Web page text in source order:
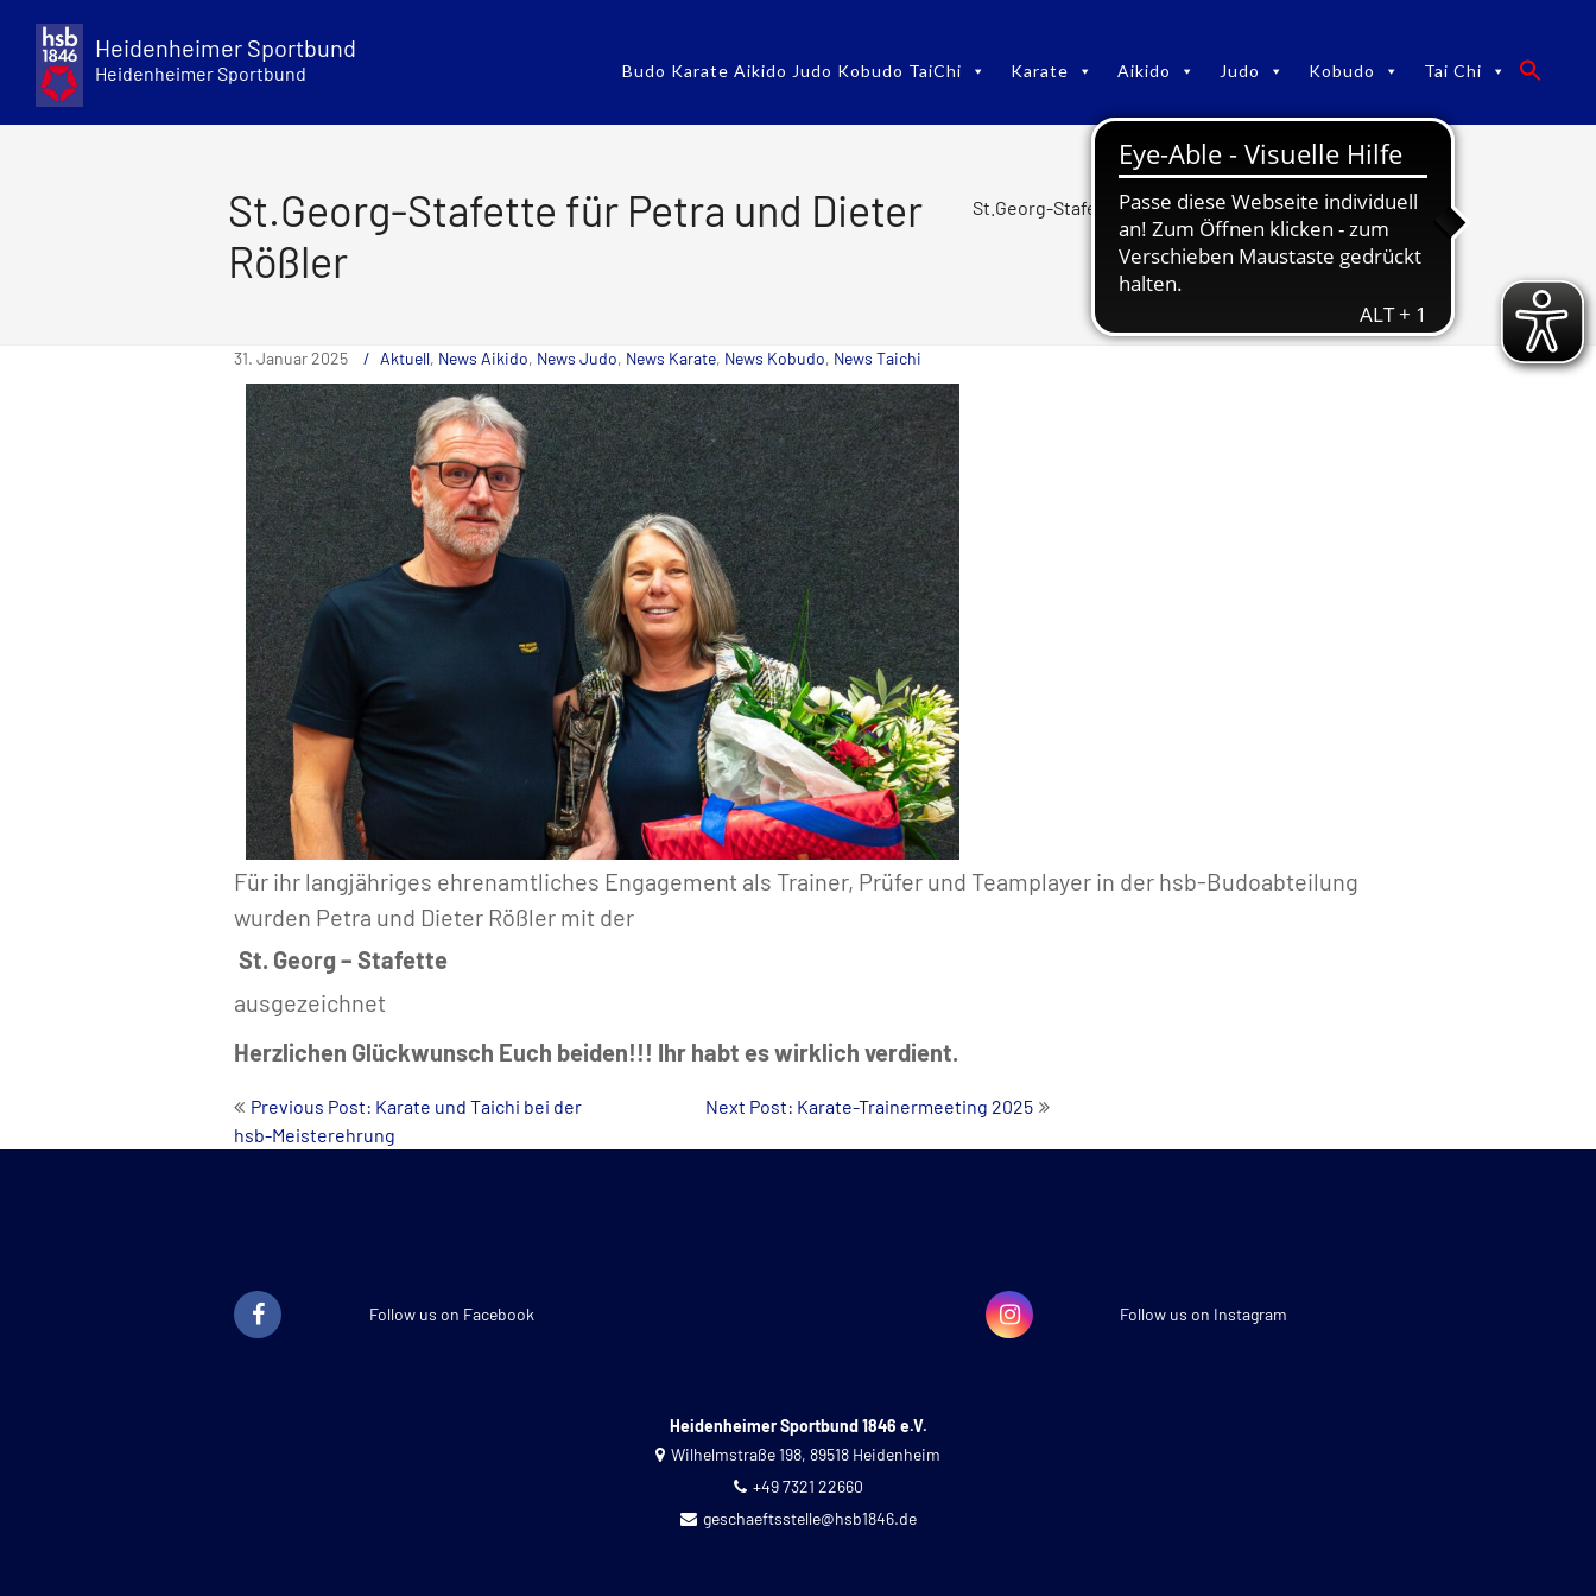
content
Heidenheimer Sportbund
Heidenheimer Sportbund Budo Karate Aikido Judo Kobudo TaiChi Karate Aikido Judo Kobudo Tai Chi
St.Georg-Stafette für Petra und Dieter Rößler
St.Georg-Stafette für Petra und Dieter
Rößler
31. Januar 2025 Aktuell, News Aikido, News Judo, News Karate, News Kobudo, News Taichi
Für ihr langjähriges ehrenamtliches Engagement als Trainer, Prüfer und Teamplayer in der hsb-Budoabteilung
wurden Petra und Dieter Rößler mit der
St. Georg – Stafette
ausgezeichnet
Herzlichen Glückwunsch Euch beiden!!! Ihr habt es wirklich verdient.
Beitrags-
Navigation
Previous Post: Karate und Taichi bei der
hsb-Meisterehrung
Next Post: Karate-Trainermeeting 2025
Follow us on Facebook Follow us on Instagram
Heidenheimer Sportbund 1846 e.V.
Wilhelmstraße 198, 89518 Heidenheim
+49 7321 22660
geschaeftsstelle@hsb1846.de